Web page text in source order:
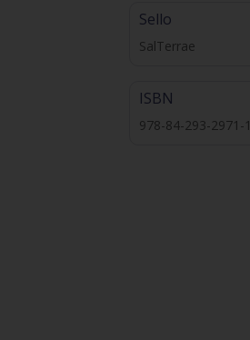
Sello
SalTerrae
ISBN
978-84-293-2971-1